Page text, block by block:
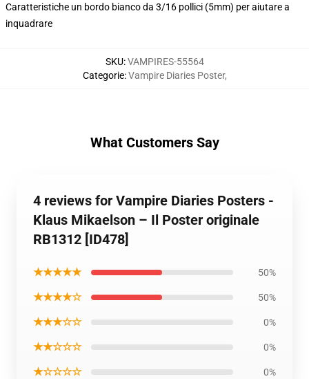
Caratteristiche un bordo bianco da 3/16 pollici (5mm) per aiutare a
inquadrare
SKU:VAMPIRES-55564
Categorie:Vampire Diaries Poster,
What Customers Say
4 reviews for Vampire Diaries Posters -
Klaus Mikaelson – Il Poster originale
RB1312 [ID478]
★★★★★ 50%
★★★★☆ 50%
★★★☆☆ 0%
★★☆☆☆ 0%
★☆☆☆☆ 0%